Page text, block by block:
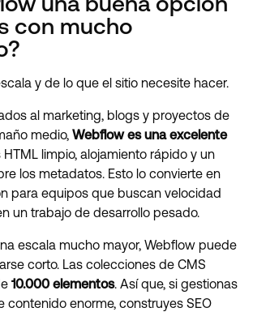
con mucho
y de lo que el sitio necesite hacer.
al marketing, blogs y proyectos de
medio, Webflow es una excelente
HTML limpio, alojamiento rápido y un
los metadatos. Esto lo convierte en
para equipos que buscan velocidad
un trabajo de desarrollo pesado.
escala mucho mayor, Webflow puede
corto. Las colecciones de CMS
10.000 elementos. Así que, si gestionas
contenido enorme, construyes SEO